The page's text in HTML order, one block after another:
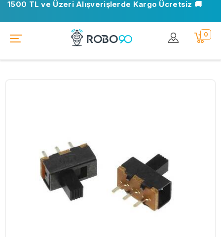
1500 TL ve Üzeri Alışverişlerde Kargo Ücretsiz 🚚
0